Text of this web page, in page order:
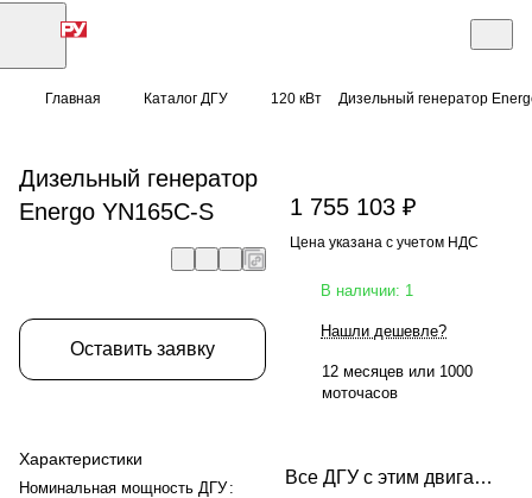
Главная Каталог ДГУ 120 кВт Дизельный генератор
Дизельный генератор
Energo YN165C-S
Оставить заявку
Характеристики
Номинальная мощность ДГУ :
1 755 103 ₽
Цена указана с учетом НДС
В наличии: 1
Нашли дешевле?
12 месяцев или 1000
моточасов
Все ДГУ с этим двигателем